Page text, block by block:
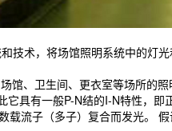
技术，将场馆照明系统中的
馆、卫生间、更衣室等场所的
有一般P-N结的I-N特性，
流子（多子）复合而发光。